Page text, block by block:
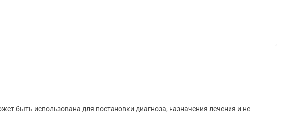
быть использована для постановки диагноза, назначения лечения и не